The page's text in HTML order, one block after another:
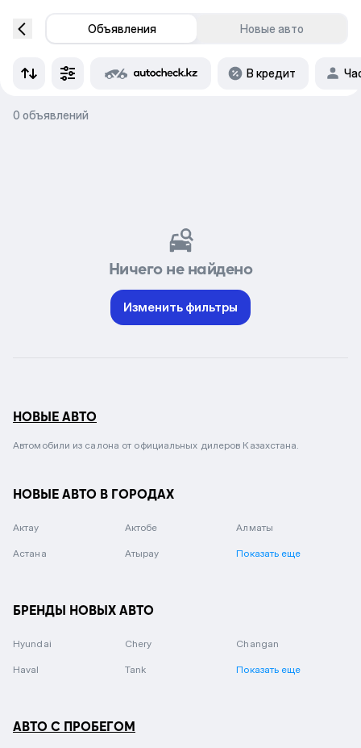
Объявления Новые авто
В кредит
0 объявлений
Ничего не найдено
Изменить фильтры
НОВЫЕ АВТО
Автомобили из салона от официальных дилеров Казахстана.
НОВЫЕ АВТО В ГОРОДАХ
Актау Актобе Алматы
Астана Атырау Показать еще
БРЕНДЫ НОВЫХ АВТО
Hyundai Chery Changan
Haval Tank Показать еще
АВТО С ПРОБЕГОМ